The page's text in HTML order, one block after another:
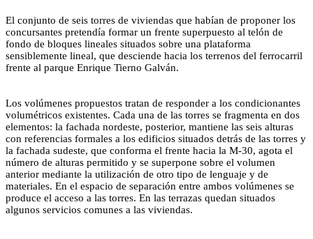
El conjunto de seis torres de viviendas que habían de proponer los
concursantes pretendía formar un frente superpuesto al telón de
fondo de bloques lineales situados sobre una plataforma
sensiblemente lineal, que desciende hacia los terrenos del ferrocarril
frente al parque Enrique Tierno Galván.
Los volúmenes propuestos tratan de responder a los condicionantes
volumétricos existentes. Cada una de las torres se fragmenta en dos
elementos: la fachada nordeste, posterior, mantiene las seis alturas
con referencias formales a los edificios situados detrás de las torres y
la fachada sudeste, que conforma el frente hacia la M-30, agota el
número de alturas permitido y se superpone sobre el volumen
anterior mediante la utilización de otro tipo de lenguaje y de
materiales. En el espacio de separación entre ambos volúmenes se
produce el acceso a las torres. En las terrazas quedan situados
algunos servicios comunes a las viviendas.